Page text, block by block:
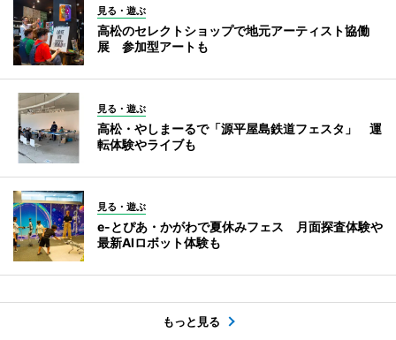
見る・遊ぶ
高松のセレクトショップで地元アーティスト協働
展 参加型アートも
見る・遊ぶ
高松・やしまーるで「源平屋島鉄道フェスタ」 運
転体験やライブも
見る・遊ぶ
e-とぴあ・かがわで夏休みフェス 月面探査体験や
最新AIロボット体験も
もっと見る